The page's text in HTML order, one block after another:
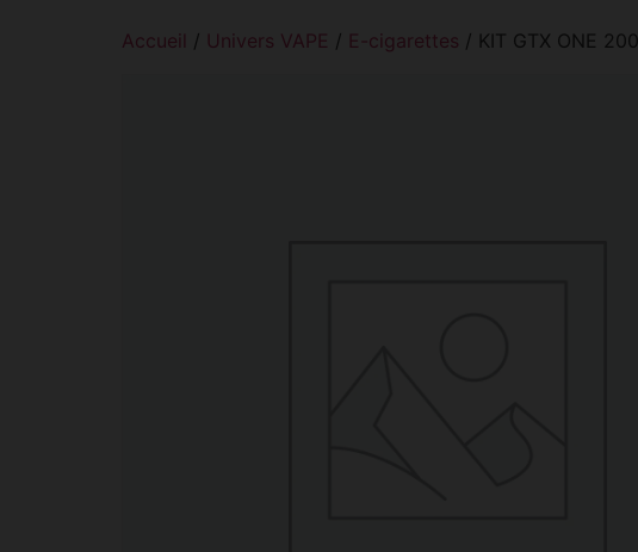
Accueil / Univers VAPE / E-cigarettes / KIT GTX ONE